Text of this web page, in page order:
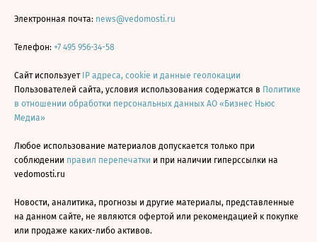
Электронная почта: news@vedomosti.ru
Телефон: +7 495 956-34-58
Сайт использует IP адреса, cookie и данные геолокации
Пользователей сайта, условия использования содержатся в Политике
в отношении обработки персональных данных АО «Бизнес Ньюс
Медиа»
Любое использование материалов допускается только при
соблюдении правил перепечатки и при наличии гиперссылки на
vedomosti.ru
Новости, аналитика, прогнозы и другие материалы, представленные
на данном сайте, не являются офертой или рекомендацией к покупке
или продаже каких-либо активов.